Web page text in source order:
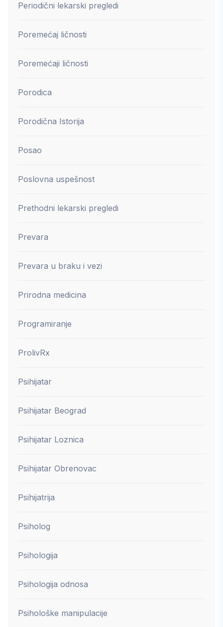
Periodični lekarski pregledi
Poremećaj ličnosti
Poremećaji ličnosti
Porodica
Porodična Istorija
Posao
Poslovna uspešnost
Prethodni lekarski pregledi
Prevara
Prevara u braku i vezi
Prirodna medicina
Programiranje
ProlivRx
Psihijatar
Psihijatar Beograd
Psihijatar Loznica
Psihijatar Obrenovac
Psihijatrija
Psiholog
Psihologija
Psihologija odnosa
Psihološke manipulacije